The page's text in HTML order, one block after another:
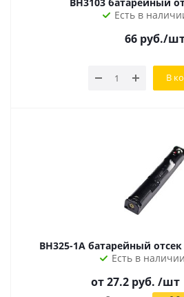
Есть в
66 руб./
В
Есть в
от 27.2 руб. /шт